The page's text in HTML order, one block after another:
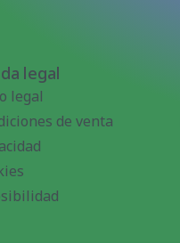
legal
legal
de venta